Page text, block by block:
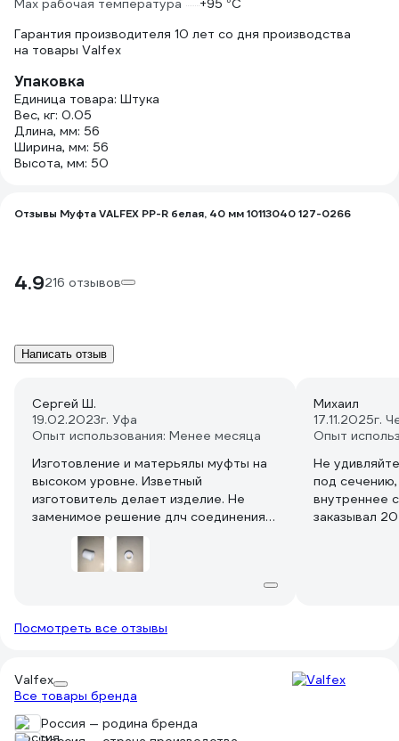
Max рабочая температура
+95 °С
Гарантия производителя 10 лет со дня производства
на товары Valfex
Упаковка
Единица товара: Штука
Вес, кг: 0.05
Длина, мм: 56
Ширина, мм: 56
Высота, мм: 50
Отзывы Муфта VALFEX PP-R белая, 40 мм 10113040 127-0266
4.9216 отзывов
Написать отзыв
Сергей Ш.
19.02.2023г. Уфа
Опыт использования: Менее месяца
Изготовление и матерьялы муфты на
высоком уровне. Изветный
изготовитель делает изделие. Не
заменимое решение длч соединения
труб одного диаметра.
Михаил
17.11.2025г.
Опыт
Не
под сечению,
внутреннее
заказывал
Посмотреть все отзывы
Valfex
Все товары бренда
Россия — родина бренда